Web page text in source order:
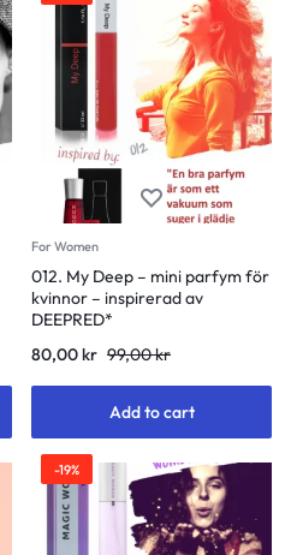
For Women
012. My Deep – mini parfym för
kvinnor – inspirerad av
DEEPRED*
80,00kr 99,00kr
Add to cart
-19%